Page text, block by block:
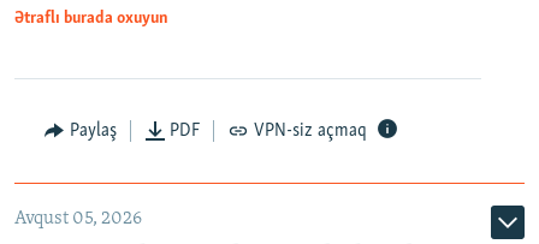
Ətraflı burada oxuyun
Paylaş PDF VPN-siz açmaq
Avqust 05, 2026